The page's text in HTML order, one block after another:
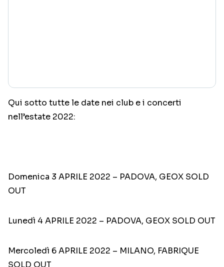
Qui sotto tutte le date nei club e i concerti
nell’estate 2022:
Domenica 3 APRILE 2022 – PADOVA, GEOX SOLD
OUT
Lunedì 4 APRILE 2022 – PADOVA, GEOX SOLD OUT
Mercoledì 6 APRILE 2022 – MILANO, FABRIQUE
SOLD OUT